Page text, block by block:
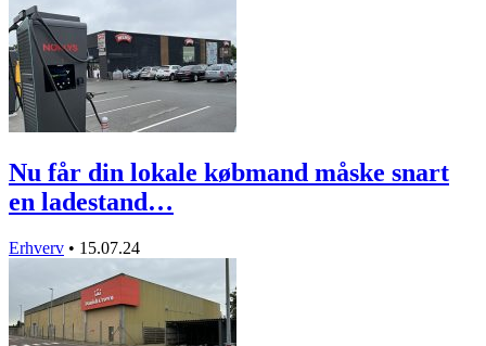
Nu får din lokale købmand måske snart
en ladestand…
Erhverv • 15.07.24